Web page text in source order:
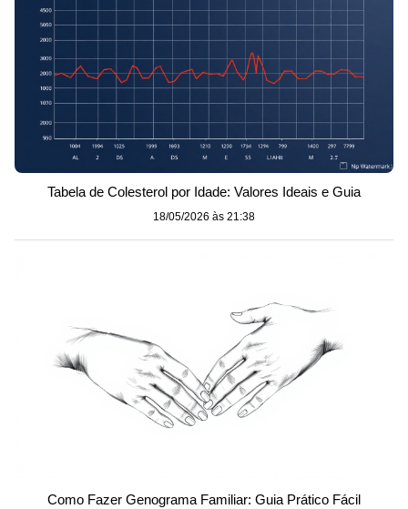
Tabela de Colesterol por Idade: Valores Ideais e Guia
18/05/2026 às 21:38
Como Fazer Genograma Familiar: Guia Prático Fácil